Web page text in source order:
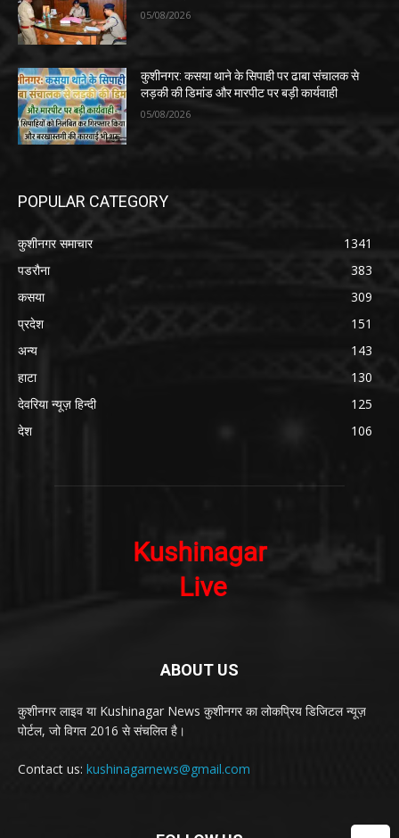
05/08/2026
कुशीनगर: कसया थाने के सिपाही पर ढाबा संचालक से
लड़की की डिमांड और मारपीट पर बड़ी कार्यवाही
05/08/2026
POPULAR CATEGORY
कुशीनगर समाचार
1341
पडरौना
383
कसया
309
प्रदेश
151
अन्य
143
हाटा
130
देवरिया न्यूज़ हिन्दी
125
देश
106
ABOUT US
कुशीनगर लाइव या Kushinagar News कुशीनगर का लोकप्रिय डिजिटल न्यूज़
पोर्टल, जो विगत 2016 से संचलित है।
Contact us: kushinagarnews@gmail.com